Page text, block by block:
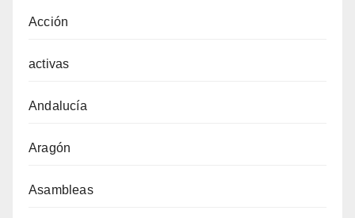
Acción
activas
Andalucía
Aragón
Asambleas